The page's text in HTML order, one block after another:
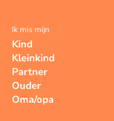
Ik mis mijn
Kind
Kleinkind
Partner
Ouder
Oma/opa